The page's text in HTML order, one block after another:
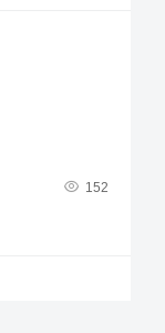
 152